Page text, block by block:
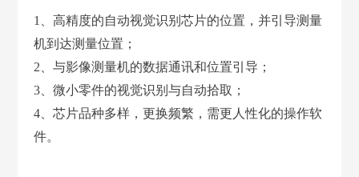
1、高精度的自动视觉识别芯片的位置，并引导测量
机到达测量位置；
2、与影像测量机的数据通讯和位置引导；
3、微小零件的视觉识别与自动拾取；
4、芯片品种多样，更换频繁，需更人性化的操作软
件。